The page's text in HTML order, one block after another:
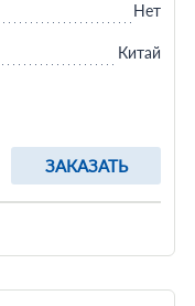
ЗАКАЗАТЬ
Нет
Китай